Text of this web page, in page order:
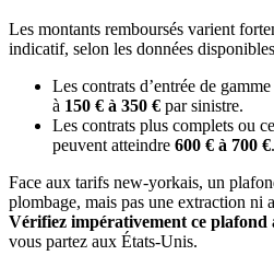
Les montants remboursés varient
indicatif, selon les données
Les contrats d’entrée de
à 150 € à 350 € par sinistre.
Les contrats plus complets ou
peuvent atteindre 600 € à 700 €.
Face aux tarifs new-yorkais, un
plombage, mais pas une extraction ni
Vérifiez impérativement ce plafond
vous partez aux États-Unis.